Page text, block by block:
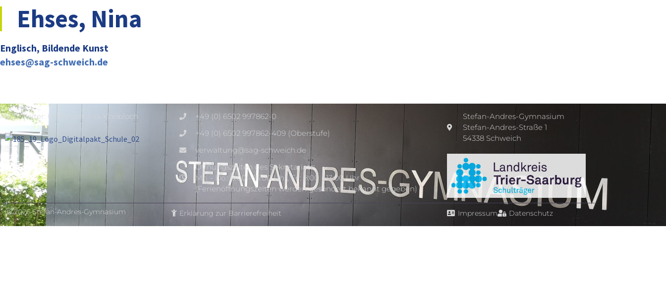
Ehses, Nina
Englisch, Bildende Kunst
ehses@sag-schweich.de
Schulleiter: OStD Dominik Knobloch
+49 (0) 6502 997862-0
+49 (0) 6502 997862-409 (Oberstufe)
verwaltung@sag-schweich.de
Öffnungszeiten des Sekretariats:
Mo. - Do.: 8:00 - 16:00 Uhr, Fr.: 8:00 - 13:00 Uhr
(Ferienöffnungszeiten werden gesondert bekannt gegeben)
Stefan-Andres-Gymnasium
Stefan-Andres-Straße 1
54338 Schweich
Ⓒ 2026 Stefan-Andres-Gymnasium Erklärung zur Barrierefreiheit Impressum Datenschutz